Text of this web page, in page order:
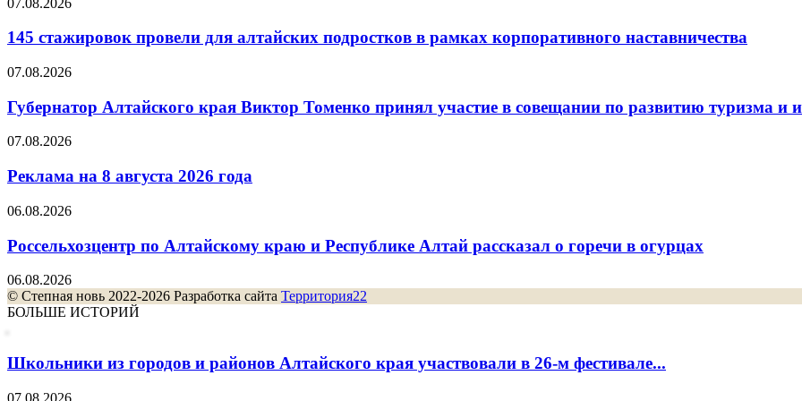
145 стажировок провели для алтайских подростков в рамках корпоративного наставничества
07.08.2026
Губернатор Алтайского края Виктор Томенко принял участие в совещании по развитию туризма и
07.08.2026
Реклама на 8 августа 2026 года
06.08.2026
Россельхозцентр по Алтайскому краю и Республике Алтай рассказал о горечи в огурцах
06.08.2026
© Степная новь 2022-2026 Разработка сайта Территория22
БОЛЬШЕ ИСТОРИЙ
Школьники из городов и районов Алтайского края участвовали в 26-м фестивале...
07.08.2026